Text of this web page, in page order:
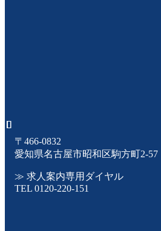
〒466-0832
愛知県名古屋市昭和区駒方町2-57
≫ 求人案内専用ダイヤル
TEL 0120-220-151